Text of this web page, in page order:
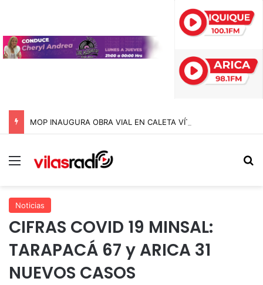
Menú
Noticias
CIFRAS COVID 19 MINSAL:
TARAPACÁ 67 y ARICA 31
NUEVOS CASOS